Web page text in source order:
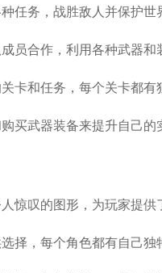
任务，战胜敌人并保护世
员合作，利用各种武器和
卡和任务，每个关卡都有
买武器装备来提升自己的
惊叹的图形，为玩家提供
择，每个角色都有自己独